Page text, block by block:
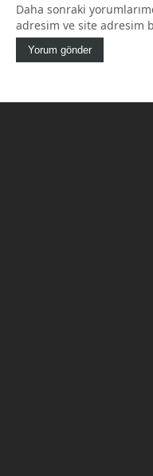
Daha sonraki
adresim ve site adresim